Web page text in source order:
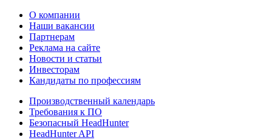
О компании
Наши вакансии
Партнерам
Реклама на сайте
Новости и статьи
Инвесторам
Кандидаты по профессиям
Производственный календарь
Требования к ПО
Безопасный HeadHunter
HeadHunter API